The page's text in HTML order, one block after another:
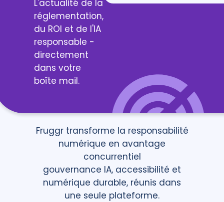
L'actualité de la
réglementation,
du ROI et de l'IA
responsable -
directement
dans votre
boîte mail.
Fruggr transforme la responsabilité
numérique en avantage
concurrentiel
gouvernance IA, accessibilité et
numérique durable, réunis dans
une seule plateforme.